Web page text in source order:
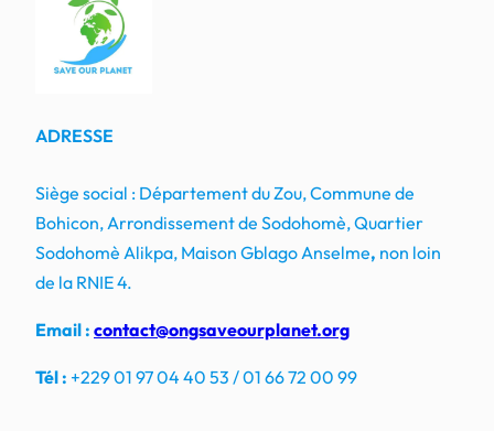
ADRESSE
Siège social : Département du Zou, Commune de
Bohicon, Arrondissement de Sodohomè, Quartier
Sodohomè Alikpa, Maison Gblago Anselme, non loin
de la RNIE 4.
Email : contact@ongsaveourplanet.org
Tél : +229 01 97 04 40 53 / 01 66 72 00 99